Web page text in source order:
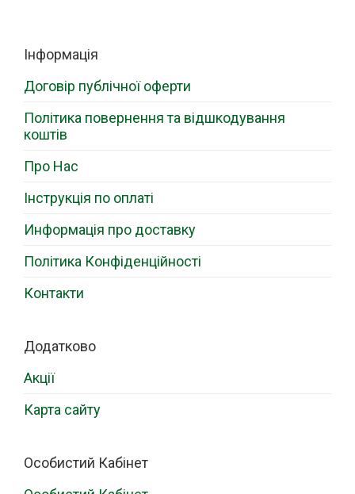
Інформація
Договір публічної оферти
Політика повернення та відшкодування
коштів
Про Нас
Інструкція по оплаті
Информація про доставку
Політика Конфіденційності
Контакти
Додатково
Акції
Карта сайту
Особистий Кабінет